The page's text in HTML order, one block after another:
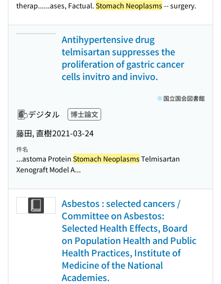
therap......ases, Factual. Stomach Neoplasms -- surgery.
Antihypertensive drug
telmisartan suppresses the
proliferation of gastric cancer
cells invitro and invivo.
デジタル 博士論文
藤田, 直樹2021-03-24
国立国会図書館
件名
...astoma Protein Stomach Neoplasms Telmisartan
Xenograft Model A...
Asbestos : selected cancers /
Committee on Asbestos:
Selected Health Effects, Board
on Population Health and Public
Health Practices, Institute of
Medicine of the National
Academies.